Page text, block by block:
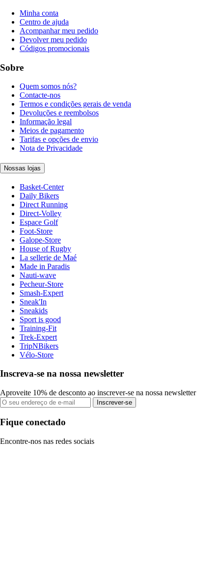
Minha conta
Centro de ajuda
Acompanhar meu pedido
Devolver meu pedido
Códigos promocionais
Sobre
Quem somos nós?
Contacte-nos
Termos e condições gerais de venda
Devoluções e reembolsos
Informação legal
Meios de pagamento
Tarifas e opções de envio
Nota de Privacidade
Nossas lojas
Basket-Center
Daily Bikers
Direct Running
Direct-Volley
Espace Golf
Foot-Store
Galope-Store
House of Rugby
La sellerie de Maé
Made in Paradis
Nauti-wave
Pecheur-Store
Smash-Expert
Sneak'In
Sneakids
Sport is good
Training-Fit
Trek-Expert
TripNBikers
Vélo-Store
Inscreva-se na nossa newsletter
Aproveite 10% de desconto ao inscrever-se na nossa newsletter
Inscrever-se
Fique conectado
Encontre-nos nas redes sociais